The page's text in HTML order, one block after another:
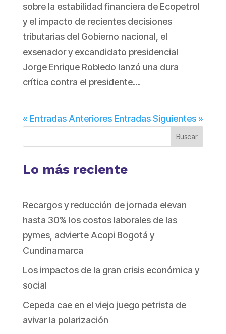
sobre la estabilidad financiera de Ecopetrol
y el impacto de recientes decisiones
tributarias del Gobierno nacional, el
exsenador y excandidato presidencial
Jorge Enrique Robledo lanzó una dura
crítica contra el presidente...
« Entradas Anteriores Entradas Siguientes »
Buscar
Lo más reciente
Recargos y reducción de jornada elevan
hasta 30% los costos laborales de las
pymes, advierte Acopi Bogotá y
Cundinamarca
Los impactos de la gran crisis económica y
social
Cepeda cae en el viejo juego petrista de
avivar la polarización